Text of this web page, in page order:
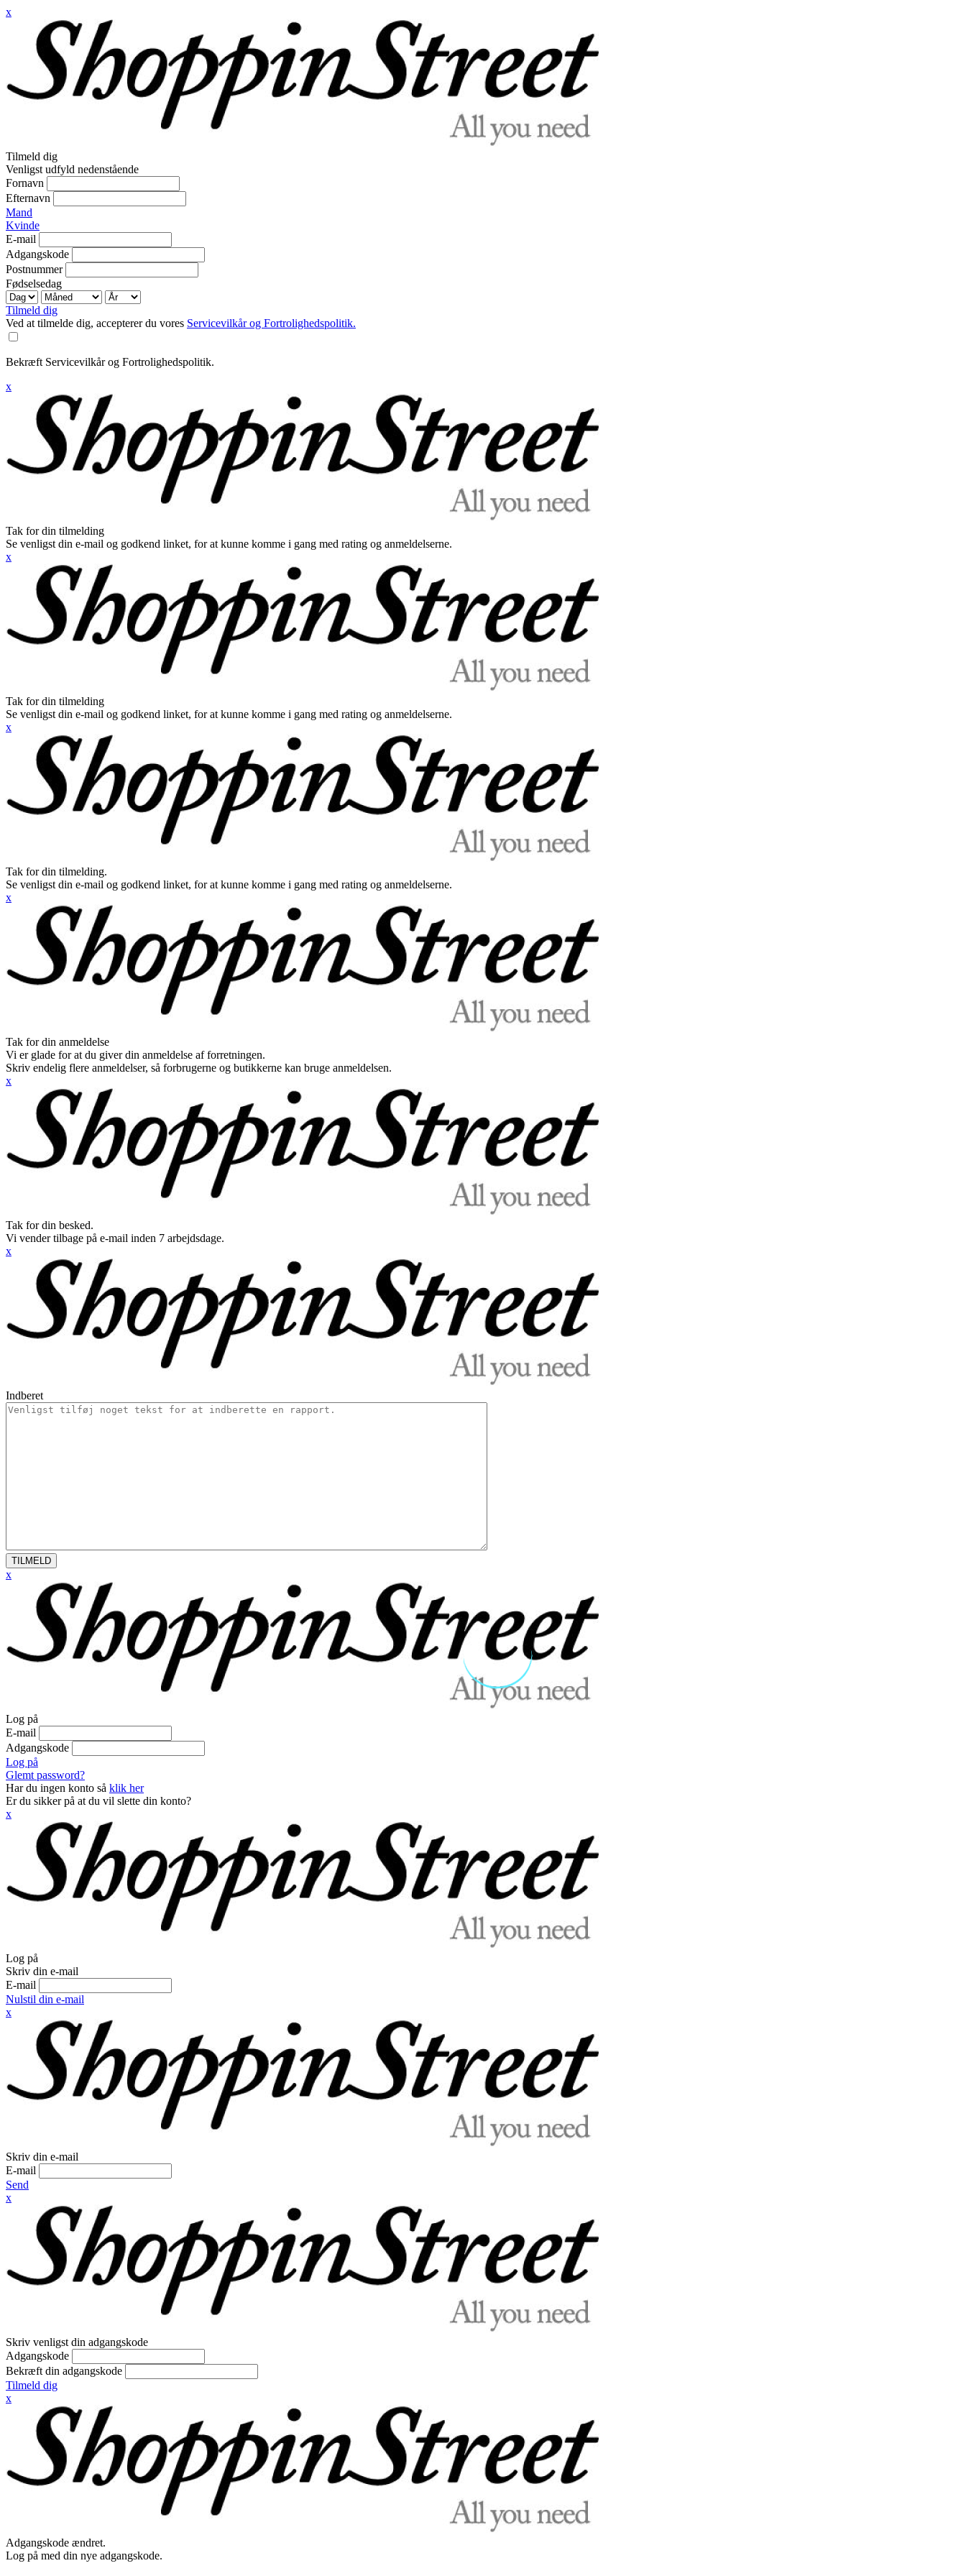
x
Tilmeld dig
Venligst udfyld nedenstående
Fornavn
Efternavn
Mand
Kvinde
E-mail
Adgangskode
Postnummer
Fødselsedag
Tilmeld dig
Ved at tilmelde dig, accepterer du vores Servicevilkår og Fortrolighedspolitik.
Bekræft Servicevilkår og Fortrolighedspolitik.
x
Tak for din tilmelding
Se venligst din e-mail og godkend linket, for at kunne komme i gang med rating og anmeldelserne.
x
Tak for din tilmelding
Se venligst din e-mail og godkend linket, for at kunne komme i gang med rating og anmeldelserne.
x
Tak for din tilmelding.
Se venligst din e-mail og godkend linket, for at kunne komme i gang med rating og anmeldelserne.
x
Tak for din anmeldelse
Vi er glade for at du giver din anmeldelse af forretningen.
Skriv endelig flere anmeldelser, så forbrugerne og butikkerne kan bruge anmeldelsen.
x
Tak for din besked.
Vi vender tilbage på e-mail inden 7 arbejdsdage.
x
Indberet
TILMELD
x
Log på
E-mail
Adgangskode
Log på
Glemt password?
Har du ingen konto så klik her
Er du sikker på at du vil slette din konto?
x
Log på
Skriv din e-mail
E-mail
Nulstil din e-mail
x
Skriv din e-mail
E-mail
Send
x
Skriv venligst din adgangskode
Adgangskode
Bekræft din adgangskode
Tilmeld dig
x
Adgangskode ændret.
Log på med din nye adgangskode.